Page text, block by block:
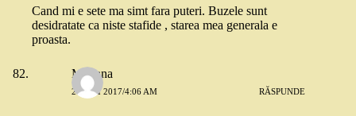
Cand mi e sete ma simt fara puteri. Buzele sunt
desidratate ca niste stafide , starea mea generala e
proasta.
Mariana
27 MAI 2017/4:06 AM RĂSPUNDE